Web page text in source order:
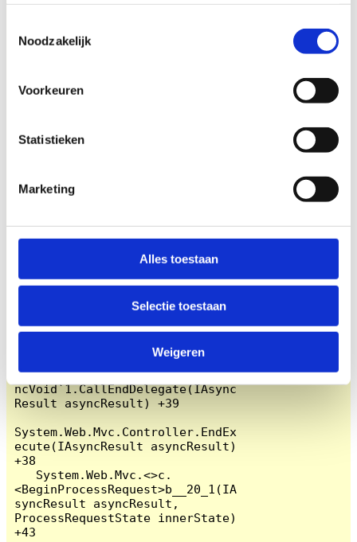
Noodzakelijk
Voorkeuren
Statistieken
Marketing
Alles toestaan
Selectie toestaan
Weigeren